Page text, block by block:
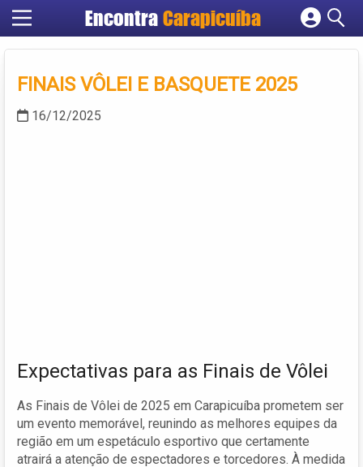
EncontraCarapicuíba
Cadastrar empresa
Criar conta
FINAIS VÔLEI E BASQUETE 2025
16/12/2025
Expectativas para as Finais de Vôlei
As Finais de Vôlei de 2025 em Carapicuíba prometem ser
um evento memorável, reunindo as melhores equipes da
região em um espetáculo esportivo que certamente
atrairá a atenção de espectadores e torcedores. À medida